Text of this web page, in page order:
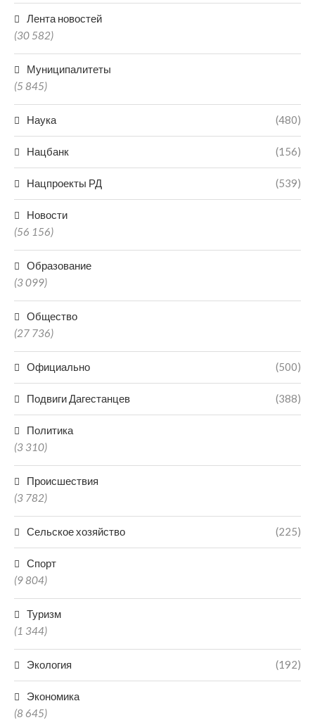
Лента новостей
(30 582)
Муниципалитеты
(5 845)
Наука (480)
Нацбанк (156)
Нацпроекты РД (539)
Новости
(56 156)
Образование
(3 099)
Общество
(27 736)
Официально (500)
Подвиги Дагестанцев (388)
Политика
(3 310)
Происшествия
(3 782)
Сельское хозяйство (225)
Спорт
(9 804)
Туризм
(1 344)
Экология (192)
Экономика
(8 645)